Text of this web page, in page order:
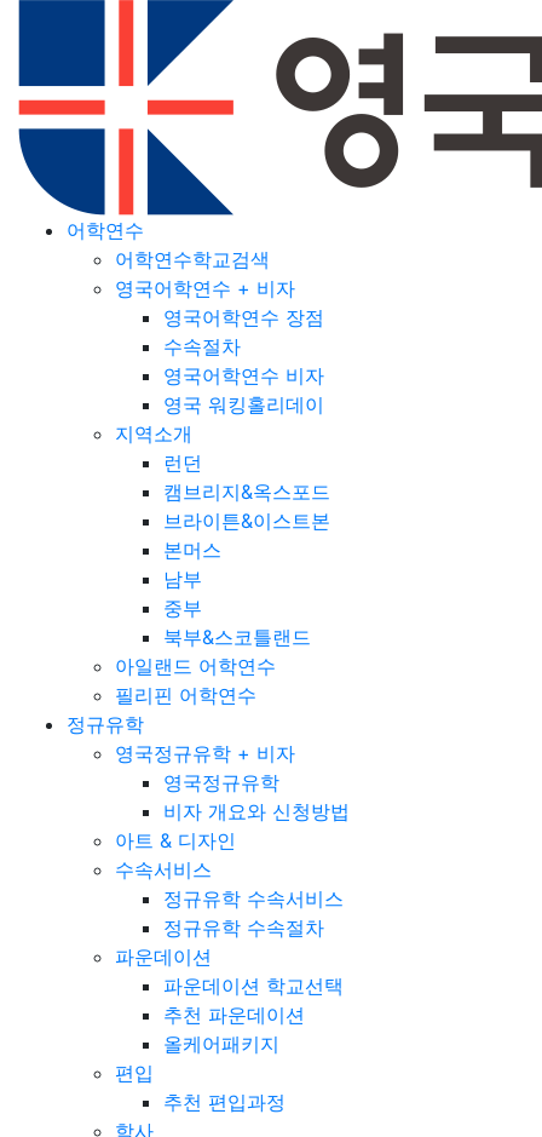
어학연수
어학연수학교검색
영국어학연수 + 비자
영국어학연수 장점
수속절차
영국어학연수 비자
영국 워킹홀리데이
지역소개
런던
캠브리지&옥스포드
브라이튼&이스트본
본머스
남부
중부
북부&스코틀랜드
아일랜드 어학연수
필리핀 어학연수
정규유학
영국정규유학 + 비자
영국정규유학
비자 개요와 신청방법
아트 & 디자인
수속서비스
정규유학 수속서비스
정규유학 수속절차
파운데이션
파운데이션 학교선택
추천 파운데이션
올케어패키지
편입
추천 편입과정
학사